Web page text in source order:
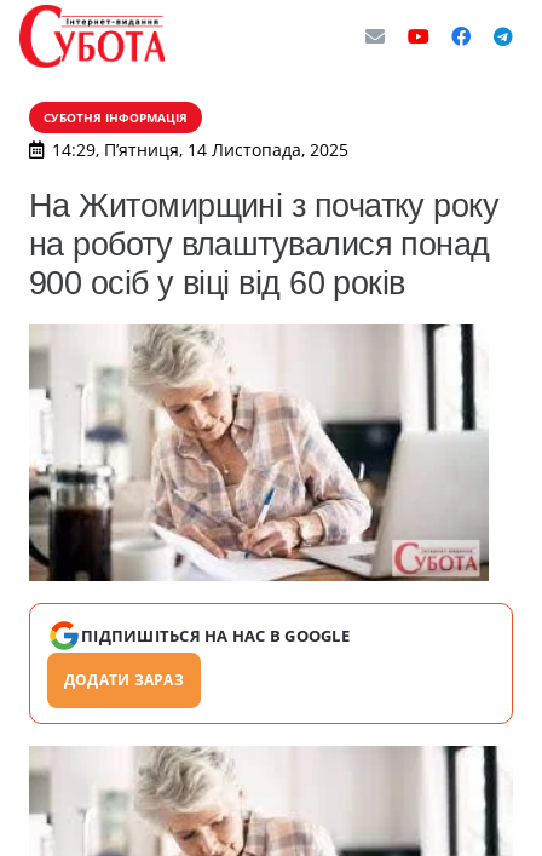
СУБОТНЯ ІНФОРМАЦІЯ
14:29, П’ятниця, 14 Листопада, 2025
На Житомирщині з початку року
на роботу влаштувалися понад
900 осіб у віці від 60 років
ПІДПИШІТЬСЯ НА НАС В GOOGLE
ДОДАТИ ЗАРАЗ